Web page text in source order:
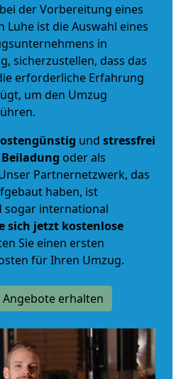
der Vorbereitung eines
Luhe ist die Auswahl eines
in
sicherzustellen, dass das
erforderliche Erfahrung
um den Umzug
und stressfrei
Beiladung oder als
Partnernetzwerk, das
haben, ist
sogar international
sich jetzt kostenlose
Sie einen ersten
für Ihren Umzug.
Angebote erhalten